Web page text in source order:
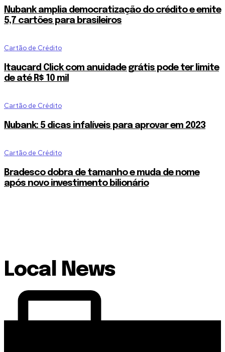
Nubank amplia democratização do crédito e emite
5,7 cartões para brasileiros
Cartão de Crédito
Itaucard Click com anuidade grátis pode ter limite
de até R$ 10 mil
Cartão de Crédito
Nubank: 5 dicas infalíveis para aprovar em 2023
Cartão de Crédito
Bradesco dobra de tamanho e muda de nome
após novo investimento bilionário
Local News